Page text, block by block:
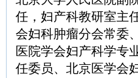
任，妇产科教研室主
会妇科肿瘤分会常委
医院学会妇产科学专
任委员、北京医学会